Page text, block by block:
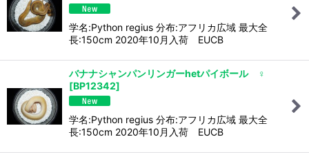
学名:Python regius 分布:アフリカ広域 最大全
長:150cm 2020年10月入荷 EUCB
バナナシャンパンリンガーhetパイボール ♀
[BP12342]
学名:Python regius 分布:アフリカ広域 最大全
長:150cm 2020年10月入荷 EUCB